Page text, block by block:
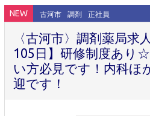
NEW 古河市 調剤 正社員
〈古河市〉調剤薬局求
105日】研修制度あり
い方必見です！内科ほ
迎です！